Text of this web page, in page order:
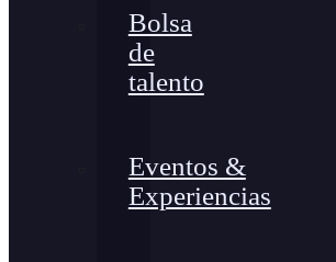
Bolsa
de
talento
Eventos &
Experiencias